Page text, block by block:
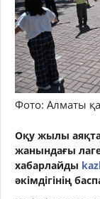
Фото: Алматы
Оқу жылы
жанындағы
хабарлайды
әкімдігінің